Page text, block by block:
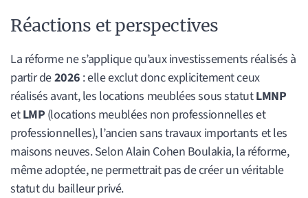
Réactions et perspectives
La réforme ne s’applique qu’aux investissements réalisés à
partir de2026 : elle exclut donc explicitement ceux
réalisés avant, les locations meublées sous statutLMNP
etLMP (locations meublées non professionnelles et
professionnelles), l’ancien sans travaux importants et les
maisons neuves. Selon Alain Cohen Boulakia, la réforme,
même adoptée, ne permettrait pas de créer un véritable
statut du bailleur privé.